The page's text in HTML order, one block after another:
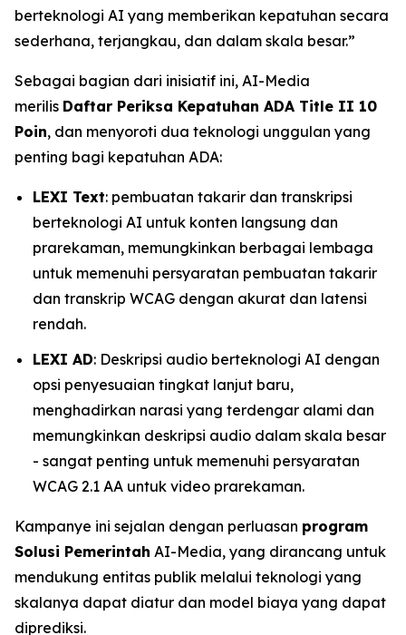
berteknologi AI yang memberikan kepatuhan secara
sederhana, terjangkau, dan dalam skala besar.”
Sebagai bagian dari inisiatif ini, AI-Media
merilis Daftar Periksa Kepatuhan ADA Title II 10
Poin, dan menyoroti dua teknologi unggulan yang
penting bagi kepatuhan ADA:
LEXI Text: pembuatan takarir dan transkripsi
berteknologi AI untuk konten langsung dan
prarekaman, memungkinkan berbagai lembaga
untuk memenuhi persyaratan pembuatan takarir
dan transkrip WCAG dengan akurat dan latensi
rendah.
LEXI AD: Deskripsi audio berteknologi AI dengan
opsi penyesuaian tingkat lanjut baru,
menghadirkan narasi yang terdengar alami dan
memungkinkan deskripsi audio dalam skala besar
- sangat penting untuk memenuhi persyaratan
WCAG 2.1 AA untuk video prarekaman.
Kampanye ini sejalan dengan perluasan program
Solusi Pemerintah AI-Media, yang dirancang untuk
mendukung entitas publik melalui teknologi yang
skalanya dapat diatur dan model biaya yang dapat
diprediksi.